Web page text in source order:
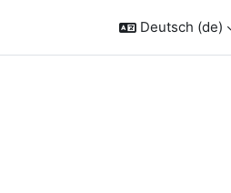
Deutsch ‎(de)‎